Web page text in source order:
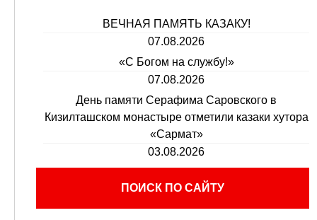
ВЕЧНАЯ ПАМЯТЬ КАЗАКУ!
07.08.2026
«С Богом на службу!»
07.08.2026
День памяти Серафима Саровского в
Кизилташском монастыре отметили казаки хутора
«Сармат»
03.08.2026
ПОИСК ПО САЙТУ